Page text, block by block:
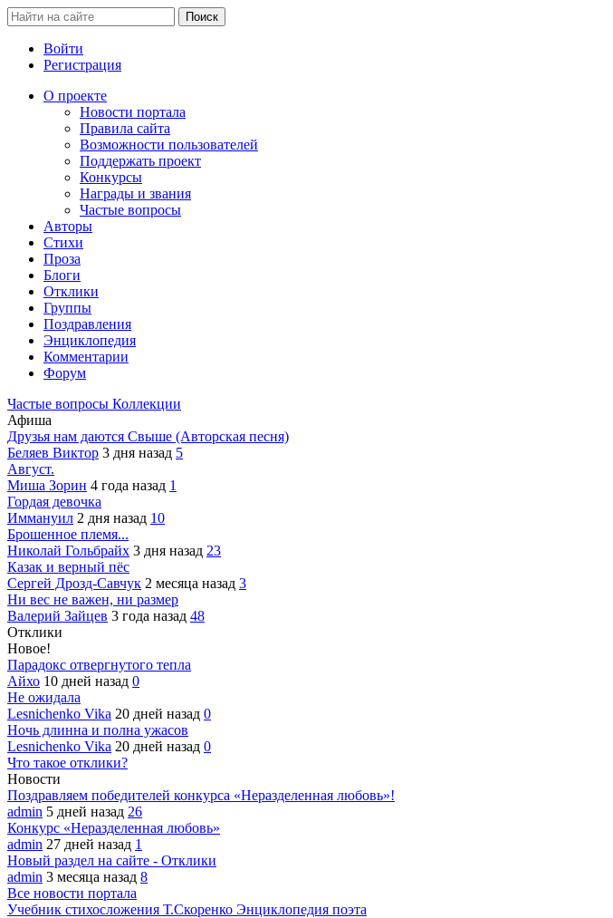
Войти
Регистрация
О проекте
Новости портала
Правила сайта
Возможности пользователей
Поддержать проект
Конкурсы
Награды и звания
Частые вопросы
Авторы
Стихи
Проза
Блоги
Отклики
Группы
Поздравления
Энциклопедия
Комментарии
Форум
Частые вопросы Коллекции
Афиша
Друзья нам даются Свыше (Авторская песня)
Беляев Виктор 3 дня назад 5
Август.
Миша Зорин 4 года назад 1
Гордая девочка
Иммануил 2 дня назад 10
Брошенное племя...
Николай Гольбрайх 3 дня назад 23
Казак и верный пёс
Сергей Дрозд-Савчук 2 месяца назад 3
Ни вес не важен, ни размер
Валерий Зайцев 3 года назад 48
Отклики
Новое!
Парадокс отвергнутого тепла
Айхо 10 дней назад 0
Не ожидала
Lesnichenko Vika 20 дней назад 0
Ночь длинна и полна ужасов
Lesnichenko Vika 20 дней назад 0
Что такое отклики?
Новости
Поздравляем победителей конкурса «Неразделенная любовь»!
admin 5 дней назад 26
Конкурс «Неразделенная любовь»
admin 27 дней назад 1
Новый раздел на сайте - Отклики
admin 3 месяца назад 8
Все новости портала
Учебник стихосложения Т.Скоренко Энциклопедия поэта